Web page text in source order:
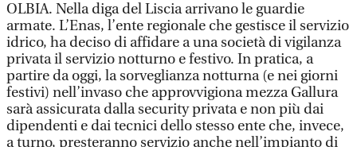
OLBIA. Nella diga del Liscia arrivano le guardie
armate. L’Enas, l’ente regionale che gestisce il servizio
idrico, ha deciso di affidare a una società di vigilanza
privata il servizio notturno e festivo. In pratica, a
partire da oggi, la sorveglianza notturna (e nei giorni
festivi) nell’invaso che approvvigiona mezza Gallura
sarà assicurata dalla security privata e non più dai
dipendenti e dai tecnici dello stesso ente che, invece,
a turno, presteranno servizio anche nell’impianto di